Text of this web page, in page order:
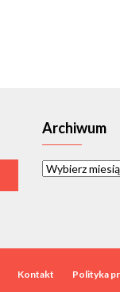
Archiwum
Archiwum
Kontakt Polityka